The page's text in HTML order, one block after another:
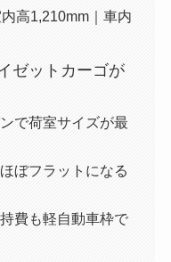
高1,210mm｜車内
ゼットカーゴが
で荷室サイズが最
ぼフラットになる
費も軽自動車枠で